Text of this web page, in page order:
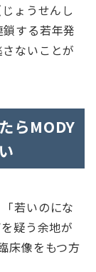
ょうせんし
する若年発
ないことが
らMODY
若いのにな
疑う余地が
床像をもつ方